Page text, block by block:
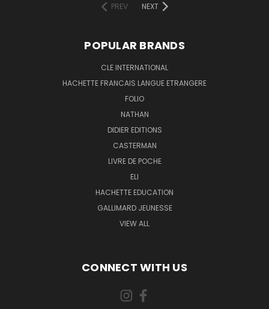
PREV
NEXT
POPULAR BRANDS
CLE INTERNATIONAL
HACHETTE FRANCAIS LANGUE ETRANGERE
FOLIO
NATHAN
DIDIER EDITIONS
CASTERMAN
LIVRE DE POCHE
ELI
HACHETTE EDUCATION
GALLIMARD JEUNESSE
VIEW ALL
CONNECT WITH US